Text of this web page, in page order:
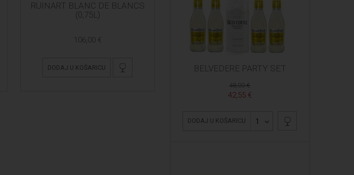
RUINART BLANC DE BLANCS
(0,75L)
106,00 €
DODAJ U KOŠARICU BELVEDERE PARTY SET
48,00 €
42,55 €
DODAJ U KOŠARICU 1